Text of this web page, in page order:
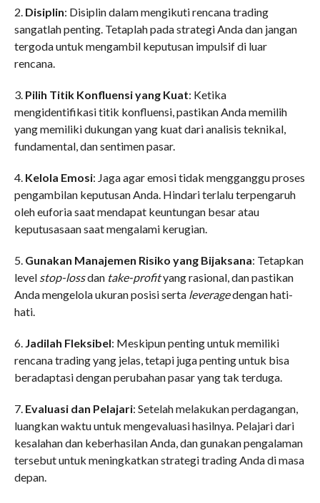
2. Disiplin: Disiplin dalam mengikuti rencana trading
sangatlah penting. Tetaplah pada strategi Anda dan jangan
tergoda untuk mengambil keputusan impulsif di luar
rencana.
3. Pilih Titik Konfluensi yang Kuat: Ketika
mengidentifikasi titik konfluensi, pastikan Anda memilih
yang memiliki dukungan yang kuat dari analisis teknikal,
fundamental, dan sentimen pasar.
4. Kelola Emosi: Jaga agar emosi tidak mengganggu proses
pengambilan keputusan Anda. Hindari terlalu terpengaruh
oleh euforia saat mendapat keuntungan besar atau
keputusasaan saat mengalami kerugian.
5. Gunakan Manajemen Risiko yang Bijaksana: Tetapkan
level stop-lossdan take-profityang rasional, dan pastikan
Anda mengelola ukuran posisi serta leveragedengan hati-
hati.
6. Jadilah Fleksibel: Meskipun penting untuk memiliki
rencana trading yang jelas, tetapi juga penting untuk bisa
beradaptasi dengan perubahan pasar yang tak terduga.
7. Evaluasi dan Pelajari: Setelah melakukan perdagangan,
luangkan waktu untuk mengevaluasi hasilnya. Pelajari dari
kesalahan dan keberhasilan Anda, dan gunakan pengalaman
tersebut untuk meningkatkan strategi trading Anda di masa
depan.